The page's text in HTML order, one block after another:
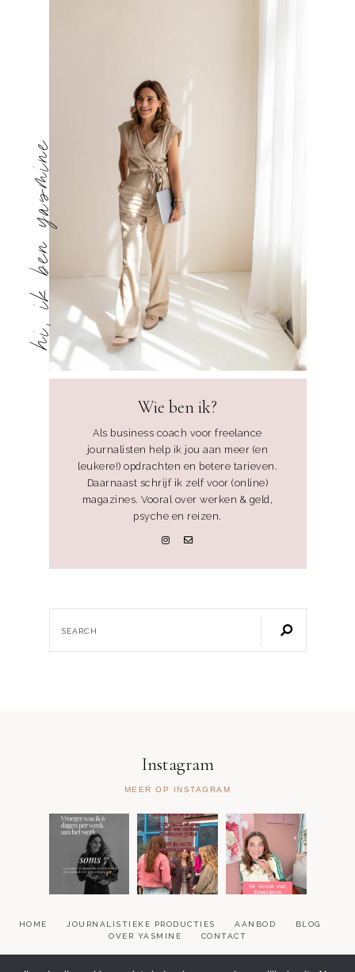
hi, ik ben yasmine
Wie ben ik?
Als business coach voor freelance
journalisten help ik jou aan meer (en
leukere!) opdrachten en betere tarieven.
Daarnaast schrijf ik zelf voor (online)
magazines. Vooral over werken & geld,
psyche en reizen.
Instagram
MEER OP INSTAGRAM
HOME JOURNALISTIEKE PRODUCTIES AANBOD
BLOG
OVER YASMINE
CONTACT